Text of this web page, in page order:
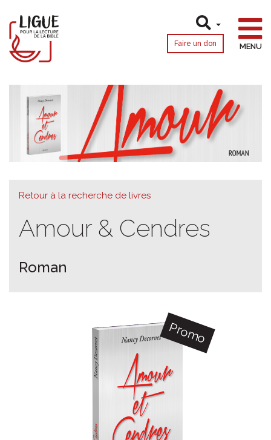
Faire un don MENU
Retour à la recherche de livres
Amour & Cendres
Roman
Promo